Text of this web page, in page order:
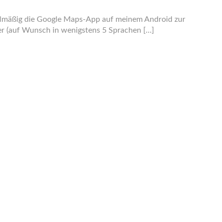
die Google Maps-App auf meinem Android zur
(auf Wunsch in wenigstens 5 Sprachen […]